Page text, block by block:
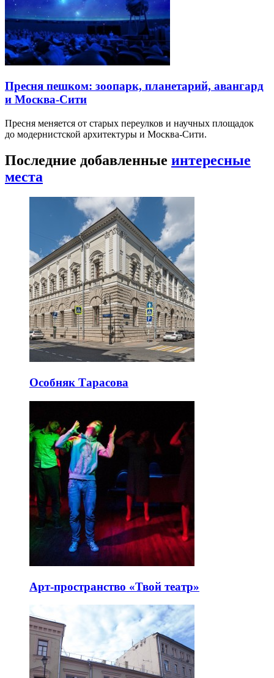
Пресня пешком: зоопарк, планетарий, авангард
и Москва-Сити
Пресня меняется от старых переулков и научных площадок
до модернистской архитектуры и Москва-Сити.
Последние добавленные интересные
места
Особняк Тарасова
Арт-пространство «Твой театр»